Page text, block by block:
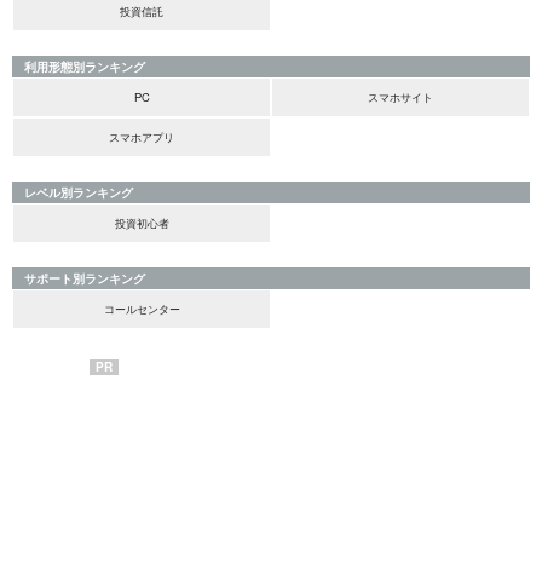
投資信託
利用形態別ランキング
PC
スマホサイト
スマホアプリ
レベル別ランキング
投資初心者
サポート別ランキング
コールセンター
PR